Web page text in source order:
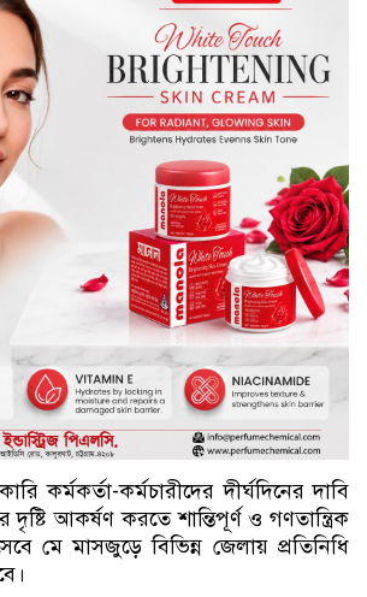
কর্মকর্তা-কর্মচারীদের দীর্ঘদিনের দাবি
দৃষ্টি আকর্ষণ করতে শান্তিপূর্ণ ও গণতান্ত্রিক
মে মাসজুড়ে বিভিন্ন জেলায় প্রতিনিধি